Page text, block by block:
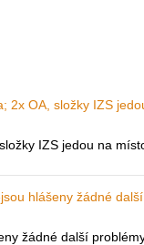
2x OA, složky IZS
IZS jedou na
hlášeny žádné
žádné další